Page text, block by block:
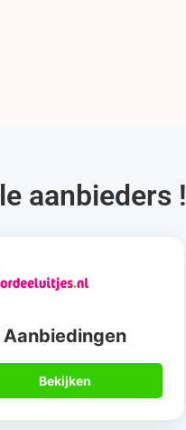
aanbieders !
Aanbiedingen
Bekijken